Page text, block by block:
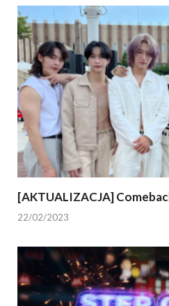
[AKTUALIZACJA]
22/02/2023